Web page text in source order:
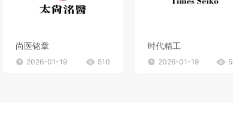
尚医铭章
2026-01-19 510
时代精工
2026-01-19